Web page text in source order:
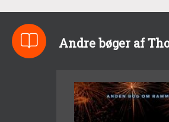
Andre bøger af